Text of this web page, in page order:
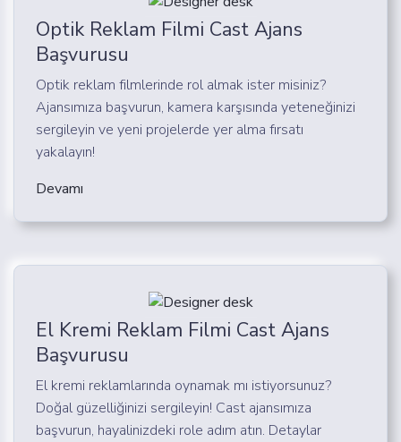
Optik Reklam Filmi Cast Ajans
Başvurusu
Optik reklam filmlerinde rol almak ister misiniz?
Ajansımıza başvurun, kamera karşısında yeteneğinizi
sergileyin ve yeni projelerde yer alma fırsatı
yakalayın!
Devamı
El Kremi Reklam Filmi Cast Ajans
Başvurusu
El kremi reklamlarında oynamak mı istiyorsunuz?
Doğal güzelliğinizi sergileyin! Cast ajansımıza
başvurun, hayalinizdeki role adım atın. Detaylar